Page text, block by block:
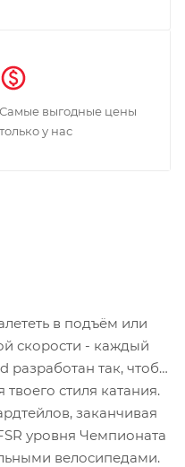
Самые выгодные цены
только у нас
в подъём или
скорости - каждый
разработан так, чтобы
стиля катания.
заканчивая
уровня Чемпионата
велосипедами.